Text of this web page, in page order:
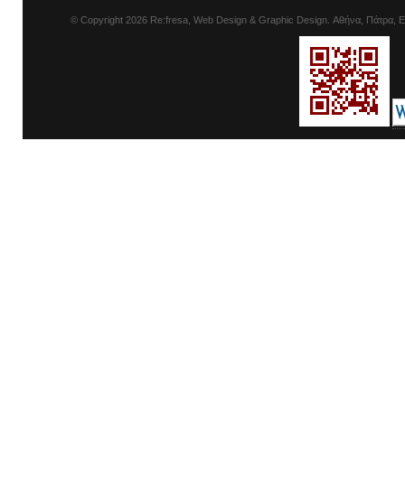
© Copyright 2026 Re:fresa, Web Design & Graphic Design. Αθήνα, Πάτρα,